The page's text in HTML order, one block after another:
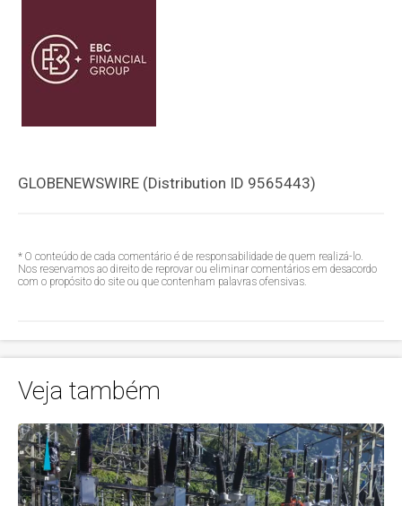
GLOBENEWSWIRE (Distribution ID 9565443)
* O conteúdo de cada comentário é de responsabilidade de quem realizá-lo.
Nos reservamos ao direito de reprovar ou eliminar comentários em desacordo
com o propósito do site ou que contenham palavras ofensivas.
Veja também